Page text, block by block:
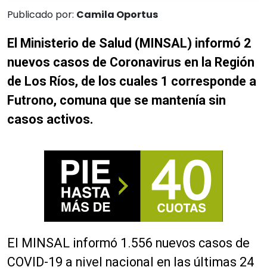
Publicado por: Camila Oportus
El Ministerio de Salud (MINSAL) informó 2
nuevos casos de Coronavirus en la Región
de Los Ríos, de los cuales 1 corresponde a
Futrono, comuna que se mantenía sin
casos activos.
El MINSAL informó 1.556 nuevos casos de
COVID-19 a nivel nacional en las últimas 24